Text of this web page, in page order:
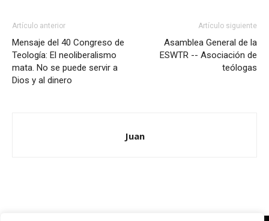
Artículo anterior
Mensaje del 40 Congreso de
Teología: El neoliberalismo
mata. No se puede servir a
Dios y al dinero
Artículo siguiente
Asamblea General de la
ESWTR -- Asociación de
teólogas
Juan